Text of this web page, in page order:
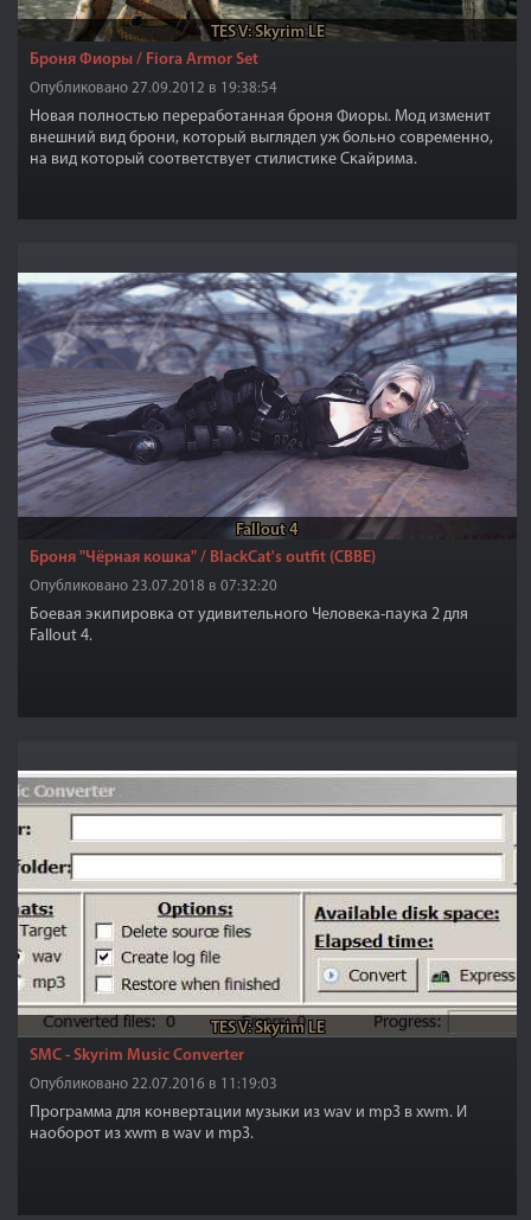
TES V: Skyrim LE
Броня Фиоры / Fiora Armor Set
Опубликовано 27.09.2012 в 19:38:54
Новая полностью переработанная броня Фиоры. Мод изменит
внешний вид брони, который выглядел уж больно современно,
на вид который соответствует стилистике Скайрима.
Fallout 4
Броня "Чёрная кошка" / BlackCat's outfit (CBBE)
Опубликовано 23.07.2018 в 07:32:20
Боевая экипировка от удивительного Человека-паука 2 для
Fallout 4.
TES V: Skyrim LE
SMC - Skyrim Music Converter
Опубликовано 22.07.2016 в 11:19:03
Программа для конвертации музыки из wav и mp3 в xwm. И
наоборот из xwm в wav и mp3.